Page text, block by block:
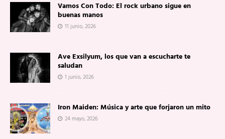
Vamos Con Todo: El rock urbano sigue en
buenas manos
11 junio, 2026
Ave Exsilyum, los que van a escucharte te
saludan
1 junio, 2026
Iron Maiden: Música y arte que forjaron un mito
24 mayo, 2026